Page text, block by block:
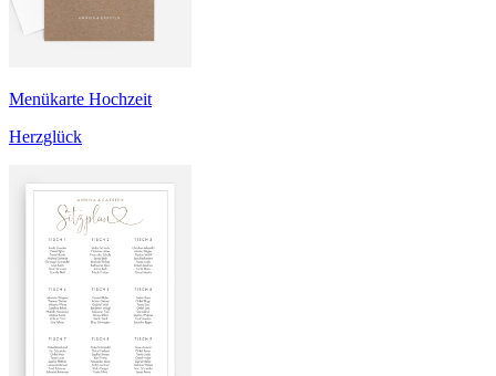
Menükarte Hochzeit
Herzglück